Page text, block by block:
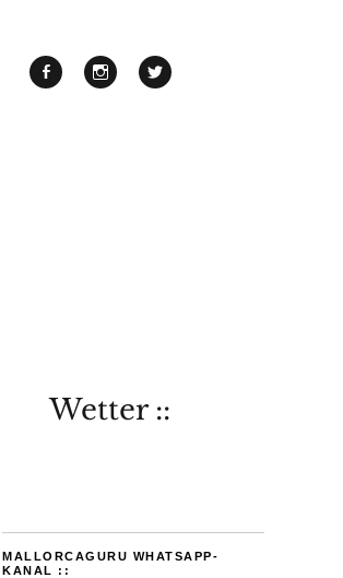
Wetter ::
MALLORCAGURU WHATSAPP-
KANAL ::